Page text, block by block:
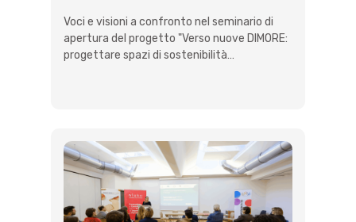
Voci e visioni a confronto nel seminario di
apertura del progetto "Verso nuove DIMORE:
progettare spazi di sostenibilità…